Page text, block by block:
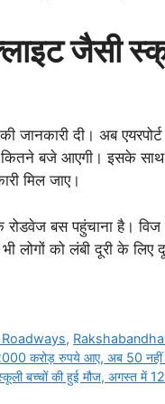
जैसी
जानकारी दी। अब
कितने बजे आएगी। इसके
मिल जाए।
बस पहुंचाना है।
लोगों को लंबी दूरी के लिए
,
करोड़ रुपये आए, अब 50 नहीं
की हुई मौज, अगस्त में 12